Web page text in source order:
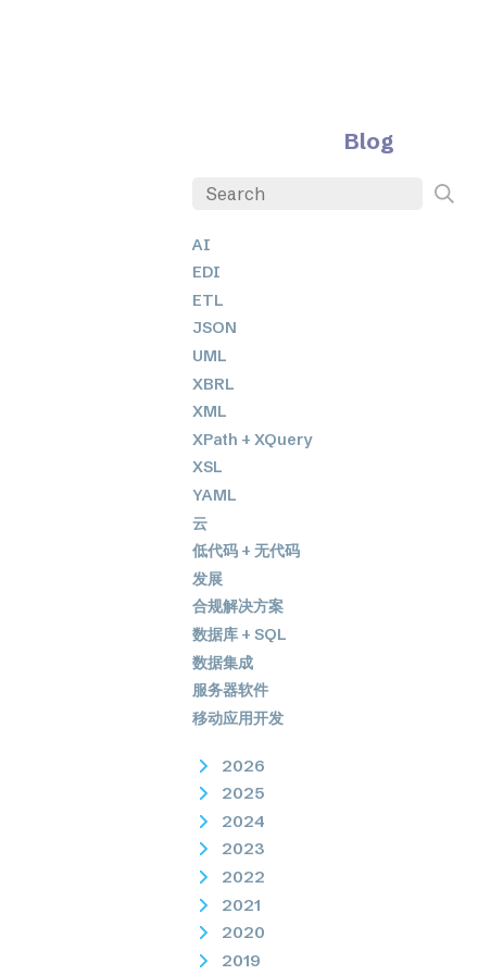
Blog
AI
EDI
ETL
JSON
UML
XBRL
XML
XPath + XQuery
XSL
YAML
云
低代码 + 无代码
发展
合规解决方案
数据库 + SQL
数据集成
服务器软件
移动应用开发
2026
2025
2024
2023
2022
2021
2020
2019